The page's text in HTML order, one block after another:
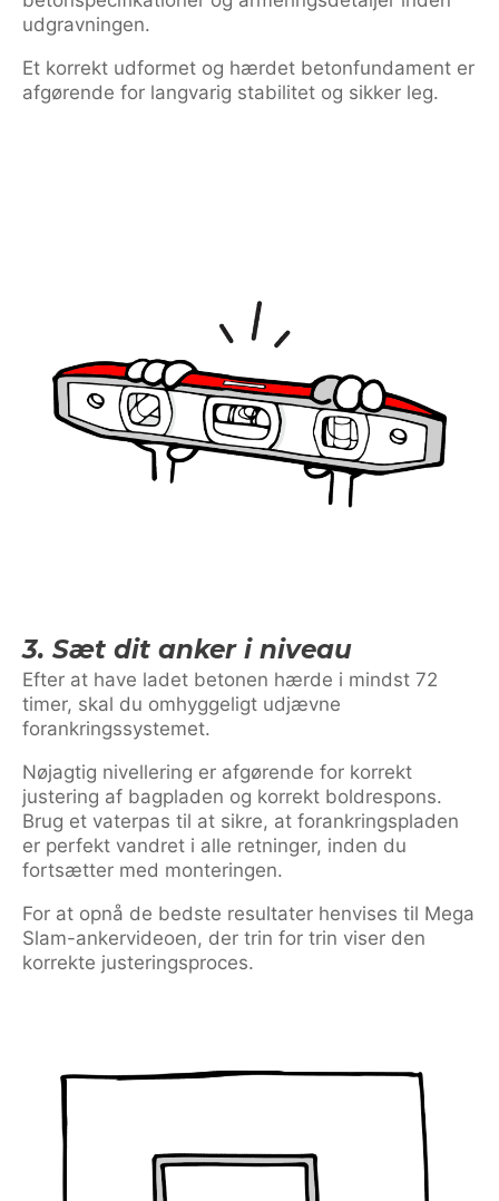
udgravningen.
Et korrekt udformet og hærdet betonfundament er
afgørende for langvarig stabilitet og sikker leg.
3. Sæt dit anker i niveau
Efter at have ladet betonen hærde i mindst 72
timer, skal du omhyggeligt udjævne
forankringssystemet.
Nøjagtig nivellering er afgørende for korrekt
justering af bagpladen og korrekt boldrespons.
Brug et vaterpas til at sikre, at forankringspladen
er perfekt vandret i alle retninger, inden du
fortsætter med monteringen.
For at opnå de bedste resultater henvises til Mega
Slam-ankervideoen, der trin for trin viser den
korrekte justeringsproces.